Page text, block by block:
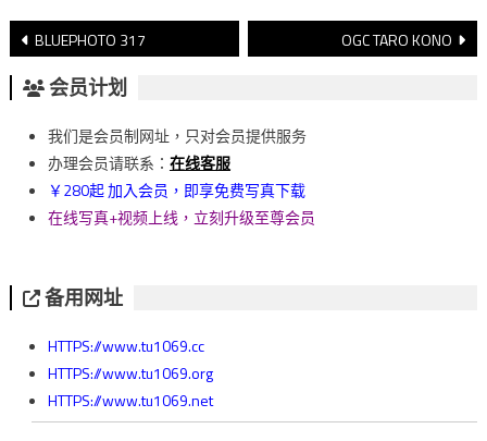
文
章
導
覽
BLUEPHOTO 317 OGC TARO KONO
会员计划
我们是会员制网址，只对会员提供服务
办理会员请联系： 在线客服
￥280起 加入会员，即享免费写真下载
在线写真+视频上线，立刻升级至尊会员
备用网址
HTTPS://www.tu1069.cc
HTTPS://www.tu1069.org
HTTPS://www.tu1069.net